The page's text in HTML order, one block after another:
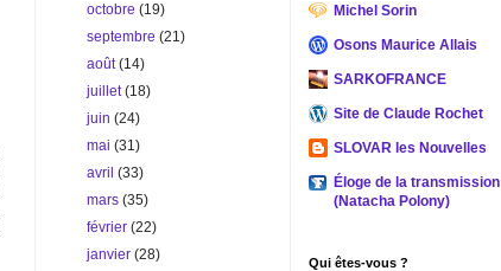
octobre(19)
septembre(21)
août(14)
juillet(18)
juin(24)
mai(31)
avril(33)
mars(35)
février(22)
janvier(28)
Michel Sorin
Osons Maurice Allais
SARKOFRANCE
Site de Claude Rochet
SLOVAR les Nouvelles
Éloge de la transmission
(Natacha Polony)
Qui êtes-vous ?